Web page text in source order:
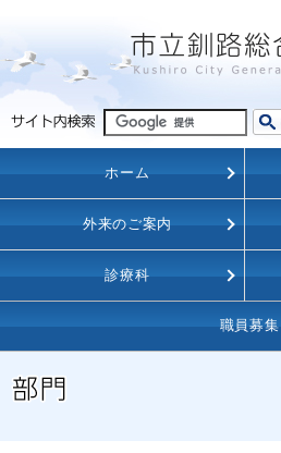
ホーム
外来のご案内
診療科
職員募集